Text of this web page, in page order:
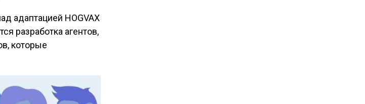
адаптацией HOGVAX
разработка агентов,
которые